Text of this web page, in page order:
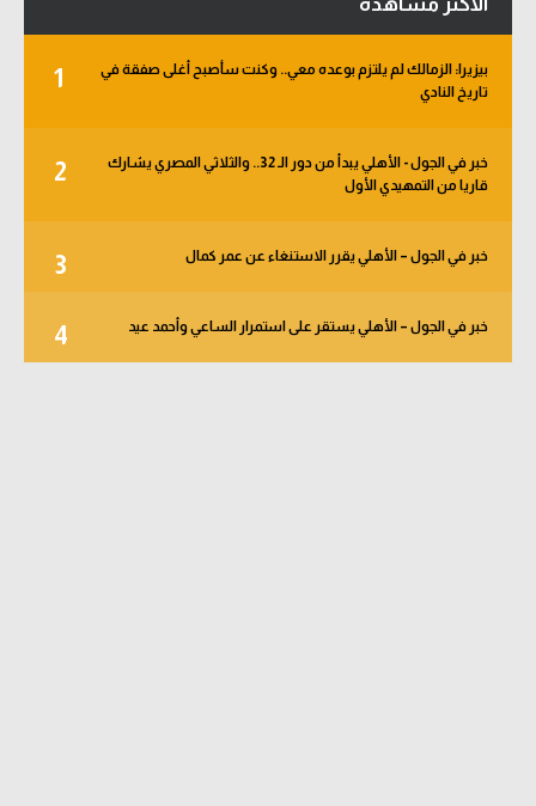
الأكثر مشاهدة
1
بيزيرا: الزمالك لم يلتزم بوعده معي.. وكنت سأصبح أغلى صفقة في
تاريخ النادي
2
خبر في الجول - الأهلي يبدأ من دور الـ 32.. والثلاثي المصري يشارك
قاريا من التمهيدي الأول
3 خبر في الجول – الأهلي يقرر الاستنغاء عن عمر كمال
4 خبر في الجول – الأهلي يستقر على استمرار الساعي وأحمد عيد